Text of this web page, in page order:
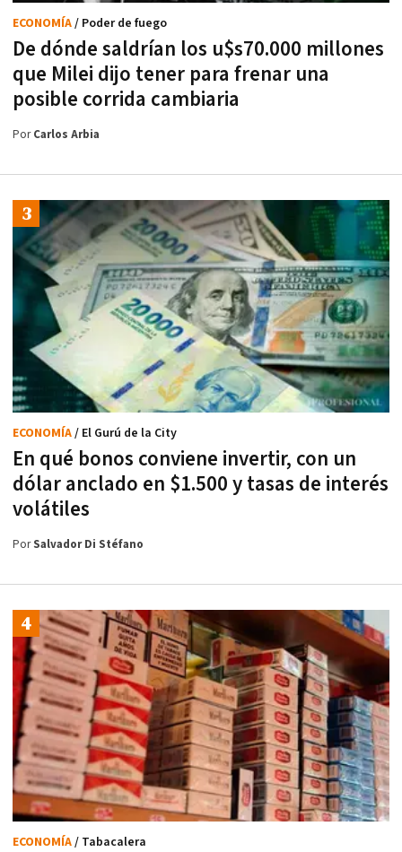
De dónde saldrían los u$s70.000 millones
que Milei dijo tener para frenar una
posible corrida cambiaria
ECONOMÍA/ Poder de fuego
PorCarlos Arbia
En qué bonos conviene invertir, con un
dólar anclado en $1.500 y tasas de interés
volátiles
ECONOMÍA/ El Gurú de la City
PorSalvador Di Stéfano
ECONOMÍA/ Tabacalera